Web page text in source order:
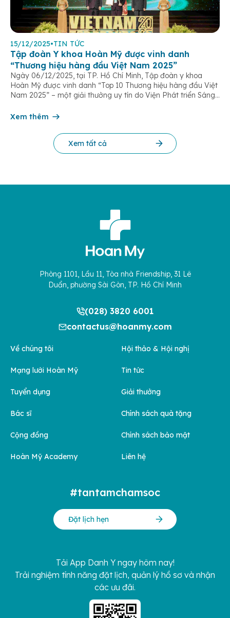
15/12/2025•TIN TỨC
Tập đoàn Y khoa Hoàn Mỹ được vinh danh
“Thương hiệu hàng đầu Việt Nam 2025”
Ngày 06/12/2025, tại TP. Hồ Chí Minh, Tập đoàn y khoa
Hoàn Mỹ được vinh danh “Top 10 Thương hiệu hàng đầu Việt
Nam 2025” – một giải thưởng uy tín do Viện Phát triển Sáng
cứu Phát triển Doanh nghiệp Châu Á […]
Xem thêm
Xem tất cả
Phòng 1101, Lầu 11, Tòa nhà Friendship, 31 Lê
Duẩn, phường Sài Gòn, TP. Hồ Chí Minh
(028) 3820 6001
contactus@hoanmy.com
Về chúng tôi
Mạng lưới Hoàn Mỹ
Tuyển dụng
Bác sĩ
Cộng đồng
Hoàn Mỹ Academy
Hội thảo & Hội nghị
Tin tức
Giải thưởng
Chính sách quà tặng
Chính sách bảo mật
Liên hệ
#tantamchamsoc
Đặt lịch hẹn
Tải App Danh Y ngay hôm nay!
Trải nghiệm tính năng đặt lịch, quản lý hồ sơ và nhận
các ưu đãi.